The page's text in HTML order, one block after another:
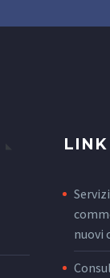
nuovi